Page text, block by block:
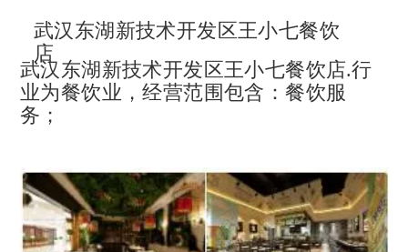
武汉东湖新技术开发区王小七餐饮
店
武汉东湖新技术开发区王小七餐饮店.行
业为餐饮业，经营范围包含：餐饮服
务；